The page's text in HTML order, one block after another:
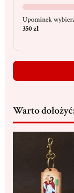
Upominek
350 zł
Warto dołożyć: